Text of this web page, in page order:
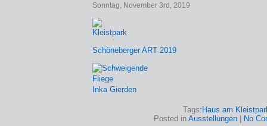
Sonntag, November 3rd, 2019
Schöneberger ART 2019
Inka Gierden
Tags: Haus am
Posted in Ausstellungen| No